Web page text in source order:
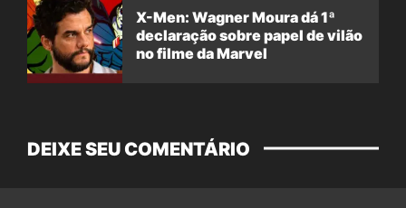
X-Men: Wagner Moura dá 1ª
declaração sobre papel de vilão
no filme da Marvel
DEIXE SEU COMENTÁRIO